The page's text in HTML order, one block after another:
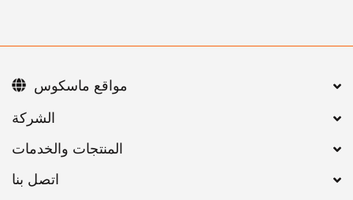
اتصل بنا
مواقع ماسكوس